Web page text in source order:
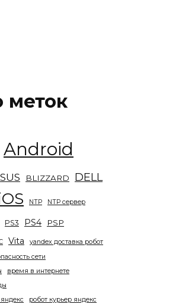
меток
Android
BLIZZARD DELL
NTP NTP сервер
PS3 PS4 PSP
Vita
yandex доставка робот
сети
время в интернете
робот курьер яндекс